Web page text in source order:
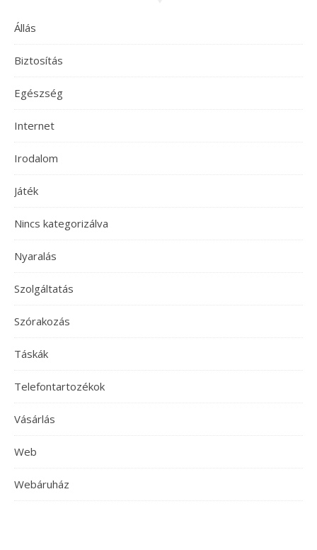
Állás
Biztosítás
Egészség
Internet
Irodalom
Játék
Nincs kategorizálva
Nyaralás
Szolgáltatás
Szórakozás
Táskák
Telefontartozékok
Vásárlás
Web
Webáruház